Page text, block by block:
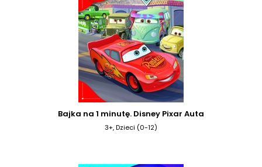
Bajka na 1 minutę. Disney Pixar Auta
3+, Dzieci (0-12)